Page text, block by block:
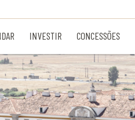
INVESTIR CONCESSÕES